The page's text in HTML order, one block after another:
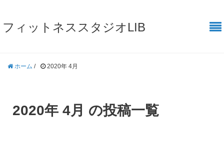
フィットネススタジオLIB
ホーム / 2020年 4月
2020年 4月 の投稿一覧